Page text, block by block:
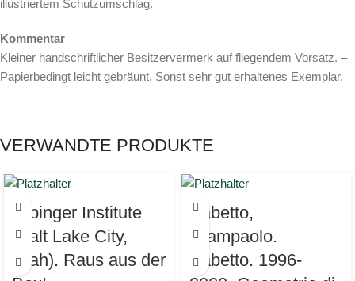
illustriertem Schutzumschlag.
Kommentar
Kleiner handschriftlicher Besitzervermerk auf fliegendem Vorsatz. –
Papierbedingt leicht gebräunt. Sonst sehr gut erhaltenes Exemplar.
VERWANDTE PRODUKTE
Arbinger Institute
(Salt Lake City,
Utah). Raus aus der
Babetto,
Giampaolo.
Babetto. 1996-